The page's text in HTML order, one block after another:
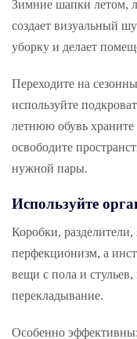
Зимние шапки летом,
создает визуальный
уборку и делает
Переходите на
используйте
летнюю обувь
освободите
нужной пары.
Используйте
Коробки,
перфекционизм, а
вещи с пола и
перекладывание.
Особенно эффективны: